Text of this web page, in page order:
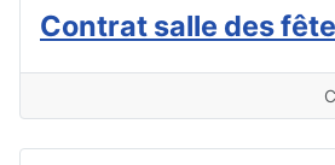
Contrat salle des